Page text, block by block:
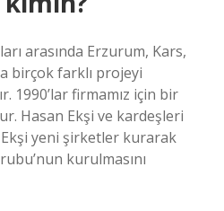
arasında Erzurum, Kars,
birçok farklı projeyi
1990’lar firmamız için bir
Hasan Ekşi ve kardeşleri
yeni şirketler kurarak
kurulmasını